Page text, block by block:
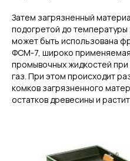
Затем загрязненный
подогретой до температуры
может быть использована
ФСМ-7, широко применяемая
промывочных жидкостей
газ. При этом происходит
комков загрязненного
остатков древесины и